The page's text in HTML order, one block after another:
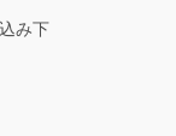
み下